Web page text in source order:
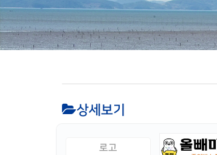
상세보기
로고